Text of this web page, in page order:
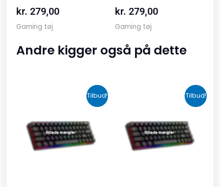
kr. 279,00
Gaming tøj
kr. 279,00
Gaming tøj
Andre kigger også på dette
Tilbud!
oprindelige
pris
var:
kr. 2.190,00.
Den
aktuelle
pris
er:
kr. 1.465,00.
Tilbud!
oprindelige
pris
var:
kr. 599,00.
aktuelle
pris
er:
kr. 399,00.